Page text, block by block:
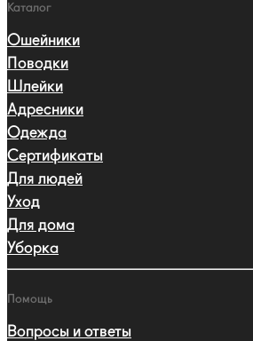
Каталог
Ошейники
Поводки
Шлейки
Адресники
Одежда
Сертификаты
Для людей
Уход
Для дома
Уборка
Помощь
Вопросы и ответы